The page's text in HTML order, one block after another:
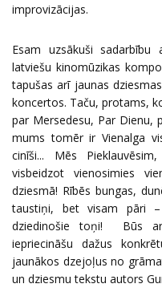
improvizācijas.
Esam uzsākuši
latviešu kinomūzikas
tapušas arī jaunas
koncertos. Taču, protams,
par Mersedesu, Par Dienu,
mums tomēr ir Vienalga
cinīši... Mēs
visbeidzot vienosimies
dziesmā! Rībēs bungas,
taustiņi, bet visam pāri –
dziedinošie toņi! Būs
iepriecināšu dažus
jaunākos dzejoļus no
un dziesmu tekstu autors